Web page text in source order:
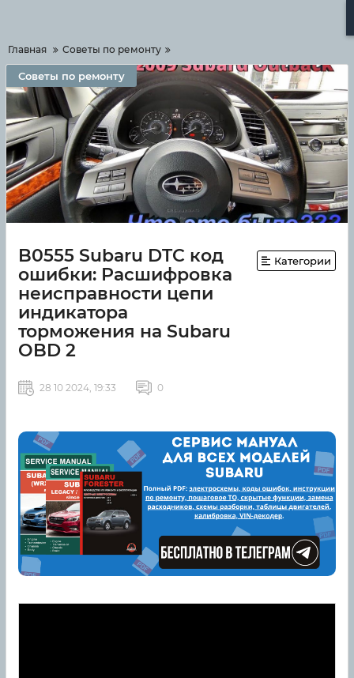
Главная Советы по ремонту
Советы по ремонту
B0555 Subaru DTC код
ошибки: Расшифровка
неисправности цепи
индикатора
торможения на Subaru
OBD 2
Категории
28 10 2024, 19:33 0